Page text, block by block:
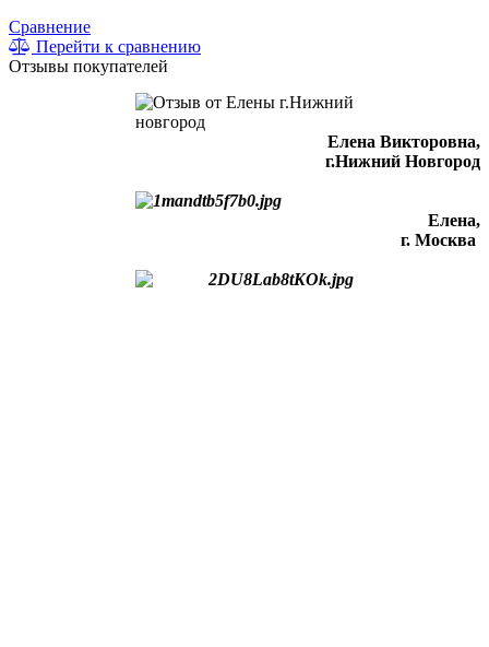
Сравнение
Перейти к сравнению
Отзывы покупателей
Елена Викторовна,
г.Нижний Новгород
Елена,
г. Москва